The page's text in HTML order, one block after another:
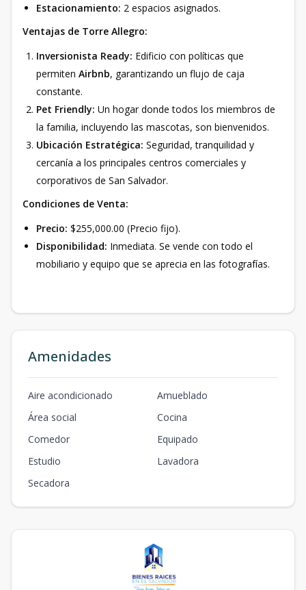
Estacionamiento: 2 espacios asignados.
Ventajas de Torre Allegro:
Inversionista Ready: Edificio con políticas que
permiten Airbnb, garantizando un flujo de caja
constante.
Pet Friendly: Un hogar donde todos los miembros de
la familia, incluyendo las mascotas, son bienvenidos.
Ubicación Estratégica: Seguridad, tranquilidad y
cercanía a los principales centros comerciales y
corporativos de San Salvador.
Condiciones de Venta:
Precio: $255,000.00 (Precio fijo).
Disponibilidad: Inmediata. Se vende con todo el
mobiliario y equipo que se aprecia en las fotografías.
Amenidades
Aire acondicionado
Amueblado
Área social
Cocina
Comedor
Equipado
Estudio
Lavadora
Secadora